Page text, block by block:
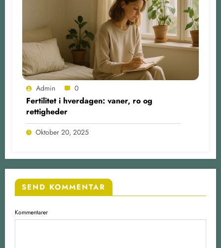
Admin 0
Fertilitet i hverdagen: vaner, ro og
rettigheder
Oktober 20, 2025
SEND KOMMENTAR
Kommentarer